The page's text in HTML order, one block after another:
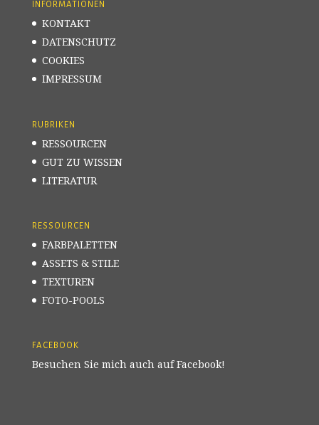
INFORMATIONEN
KONTAKT
DATENSCHUTZ
COOKIES
IMPRESSUM
RUBRIKEN
RESSOURCEN
GUT ZU WISSEN
LITERATUR
RESSOURCEN
FARBPALETTEN
ASSETS & STILE
TEXTUREN
FOTO-POOLS
FACEBOOK
Besuchen Sie mich auch auf Facebook!